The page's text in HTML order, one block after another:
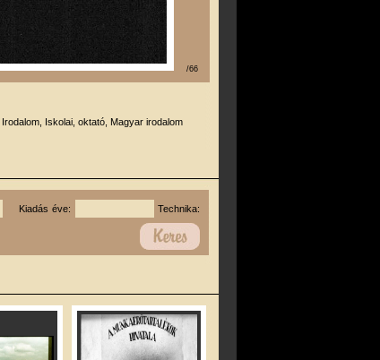
/66
Irodalom, Iskolai, oktató, Magyar irodalom
Kiadás éve: Technika: